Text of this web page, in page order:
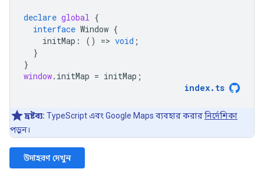
declare global {
interface Window {
initMap : () => void ;
}
}
window. initMap = initMap ;
index. ts
দ্রষ্টব্য: TypeScript এবং Google Maps ব্যবহার করারনির্দেশিকা
পড়ুন।
উদাহরণ দেখুন